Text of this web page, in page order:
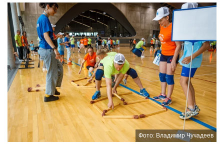
Фото: Владимир Чучадеев